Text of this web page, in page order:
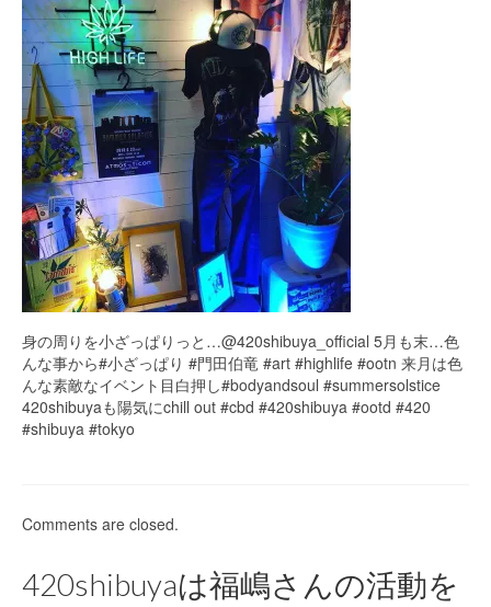
Instagram:420shibuya_official
About:FOUR TWENTY SHIBUYA
YouTube:420shibuya
420 Blog Full
www.h4wp.com
420friendly 通販
身の周りを小ざっぱりっと…@420shibuya_official 5月も末…色
んな事から#小ざっぱり #門田伯竜 #art #highlife #ootn 来月は色
んな素敵なイベント目白押し#bodyandsoul #summersolstice
420shibuyaも陽気にchill out #cbd #420shibuya #ootd #420
#shibuya #tokyo
Comments are closed.
420shibuyaは福嶋さんの活動を